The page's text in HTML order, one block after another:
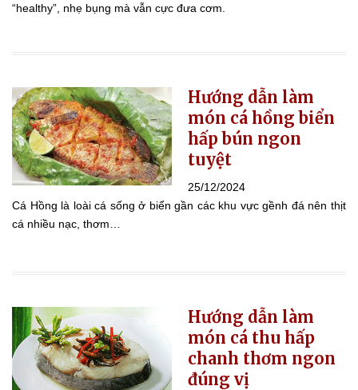
“healthy”, nhẹ bụng mà vẫn cực đưa cơm.
Hướng dẫn làm
món cá hồng biển
hấp bún ngon
tuyệt
25/12/2024
Cá Hồng là loài cá sống ở biển gần các khu vực gềnh đá nên thịt
cá nhiều nạc, thơm…
Hướng dẫn làm
món cá thu hấp
chanh thơm ngon
đúng vị